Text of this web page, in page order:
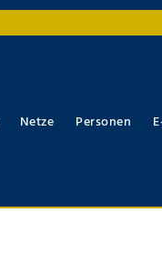
Netze Personen